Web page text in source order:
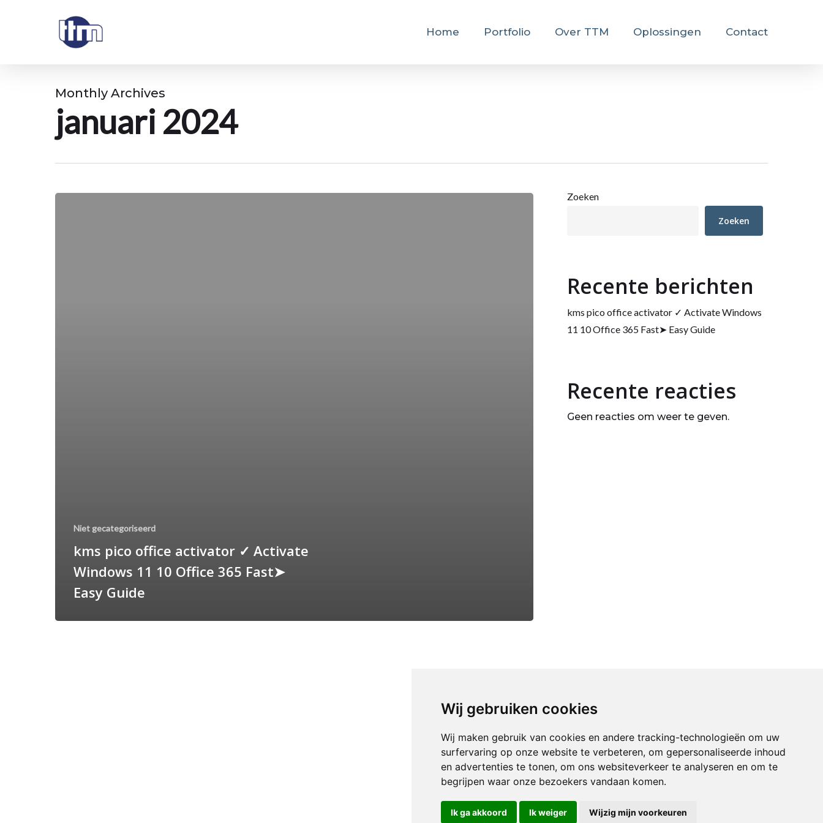
Wij gebruiken cookies
Wij maken gebruik van cookies en andere tracking-technologieën om uw
surfervaring op onze website te verbeteren, om gepersonaliseerde inhoud
en advertenties te tonen, om ons websiteverkeer te analyseren en om te
begrijpen waar onze bezoekers vandaan komen.
Ik ga akkoord Ik weiger Wijzig mijn voorkeuren
Home Portfolio Over TTM Oplossingen Contact
Monthly Archives
januari 2024
Niet gecategoriseerd
kms pico office activator ✓ Activate
Windows 11 10 Office 365 Fast➤
Easy Guide
Zoeken
Zoeken
Recente berichten
kms pico office activator ✓ Activate Windows
11 10 Office 365 Fast➤ Easy Guide
Recente reacties
Geen reacties om weer te geven.